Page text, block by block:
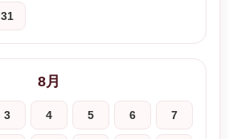
31
8月
3 4 5 6 7